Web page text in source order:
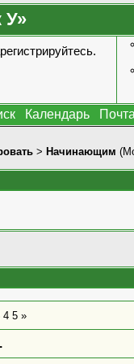
У»
.
Календарь Почта
> Начинающим
4 5 »